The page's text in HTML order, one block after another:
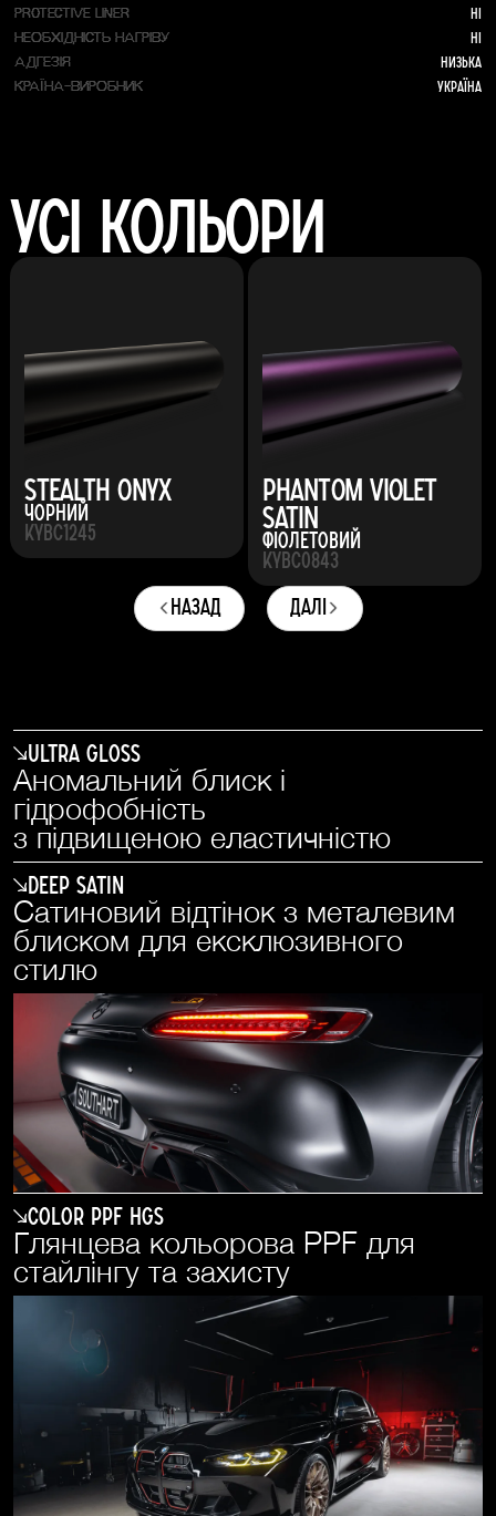
PROTECTIVE LINER Ні
НЕОБХІДНІСТЬ НАГРІВУ Ні
АДГЕЗІЯ Низька
КРАЇНА-ВИРОБНИК Україна
Усі кольори
Stealth Onyx
Чорний
KYBC1245
Phantom Violet
Satin
Фіолетовий
KYBC0843
назад
далі
Ultra Gloss
Аномальний блиск і
гідрофобність
з підвищеною еластичністю
Deep Satin
Сатиновий відтінок з металевим
блиском для ексклюзивного
стилю
COLOR PPF HGS
Глянцева кольорова PPF для
стайлінгу та захисту